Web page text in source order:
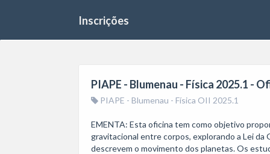
Inscrições
PIAPE - Blumenau - Física 2025.1 -
PIAPE - Blumenau - Física OII 2025.1
EMENTA: Esta oficina tem como objetivo
gravitacional entre corpos, explorando a Lei
descrevem o movimento dos planetas. Os